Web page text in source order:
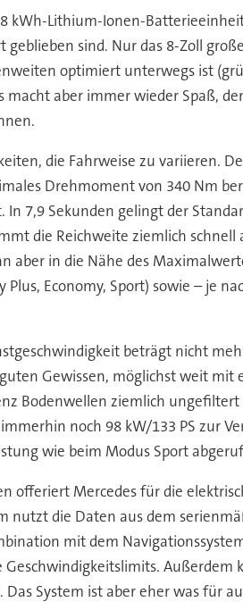
Lithium-Ionen-
sind. Nur das 8-Zoll
optimiert unterwegs ist
aber immer wieder Spaß,
die Fahrweise zu variieren.
Drehmoment von 340 Nm
7,9 Sekunden gelingt der
die Reichweite ziemlich
aber in die Nähe des
Economy, Sport) sowie – je
beträgt nicht
Gewissen, möglichst weit mit
Bodenwellen ziemlich
noch 98 kW/133 PS zur
wie beim Modus Sport
Mercedes für die
die Daten aus dem
mit dem
Außerdem
System ist aber eher was für